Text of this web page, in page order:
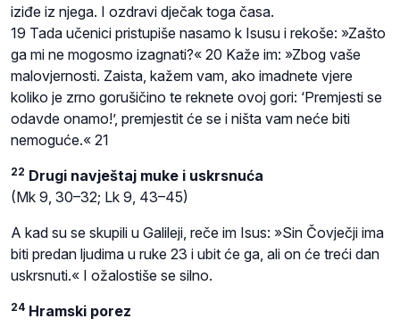
iziđe iz njega. I ozdravi dječak toga časa.
19 Tada učenici pristupiše nasamo k Isusu i rekoše: »Zašto
ga mi ne mogosmo izagnati?« 20 Kaže im: »Zbog vaše
malovjernosti. Zaista, kažem vam, ako imadnete vjere
koliko je zrno gorušičino te reknete ovoj gori: ‘Premjesti se
odavde onamo!’, premjestit će se i ništa vam neće biti
nemoguće.« 21
22 Drugi navještaj muke i uskrsnuća
(Mk 9, 30–32; Lk 9, 43–45)
A kad su se skupili u Galileji, reče im Isus: »Sin Čovječji ima
biti predan ljudima u ruke 23 i ubit će ga, ali on će treći dan
uskrsnuti.« I ožalostiše se silno.
24 Hramski porez